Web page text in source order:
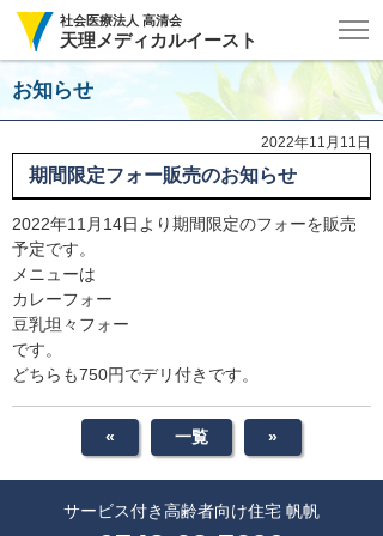
社会医療法人 高清会
天理メディカルイースト
お知らせ
2022年11月11日
期間限定フォー販売のお知らせ
2022年11月14日より期間限定のフォーを販売
予定です。
メニューは
カレーフォー
豆乳坦々フォー
です。
どちらも750円でデリ付きです。
« 一覧 »
サービス付き高齢者向け住宅 帆帆